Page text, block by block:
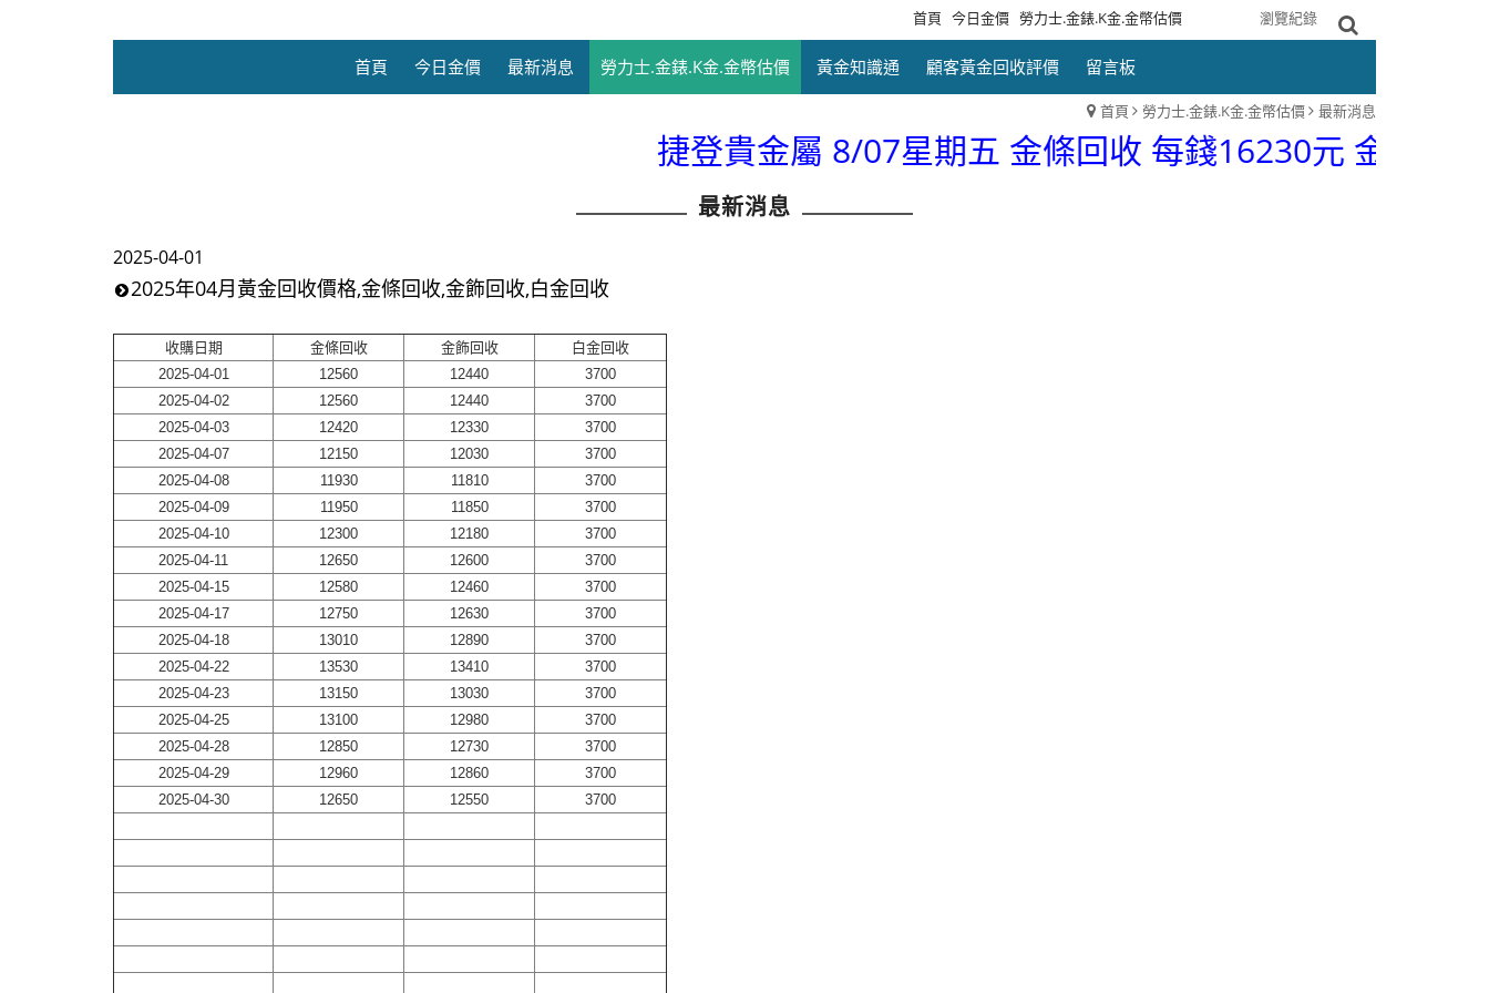
首頁 今日金價 勞力士.金錶.K金.金幣估價 瀏覽紀錄
首頁 今日金價 最新消息 勞力士.金錶.K金.金幣估價 黃金知識通 顧客黃金回收評價 留言板
首頁 勞力士.金錶.K金.金幣估價 最新消息
捷登貴金屬 8/07星期五 金條回收 每錢16230元 金幣回
最新消息
2025-04-01
2025年04月黃金回收價格,金條回收,金飾回收,白金回收
收購日期 金條回收 金飾回收
白金回收
2025-04-01
12560 12440
3700
2025-04-02
12560 12440
3700
2025-04-03
12420 12330
3700
2025-04-07
12150 12030
3700
2025-04-08
11930 11810
3700
2025-04-09
11950 11850
3700
2025-04-10
12300 12180
3700
2025-04-11
12650 12600
3700
2025-04-15
12580 12460
3700
2025-04-17
12750 12630
3700
2025-04-18
13010 12890
3700
2025-04-22
13530 13410
3700
2025-04-23
13150 13030
3700
2025-04-25
13100 12980
3700
2025-04-28
12850 12730
3700
2025-04-29
12960 12860
3700
2025-04-30
12650 12550 3700